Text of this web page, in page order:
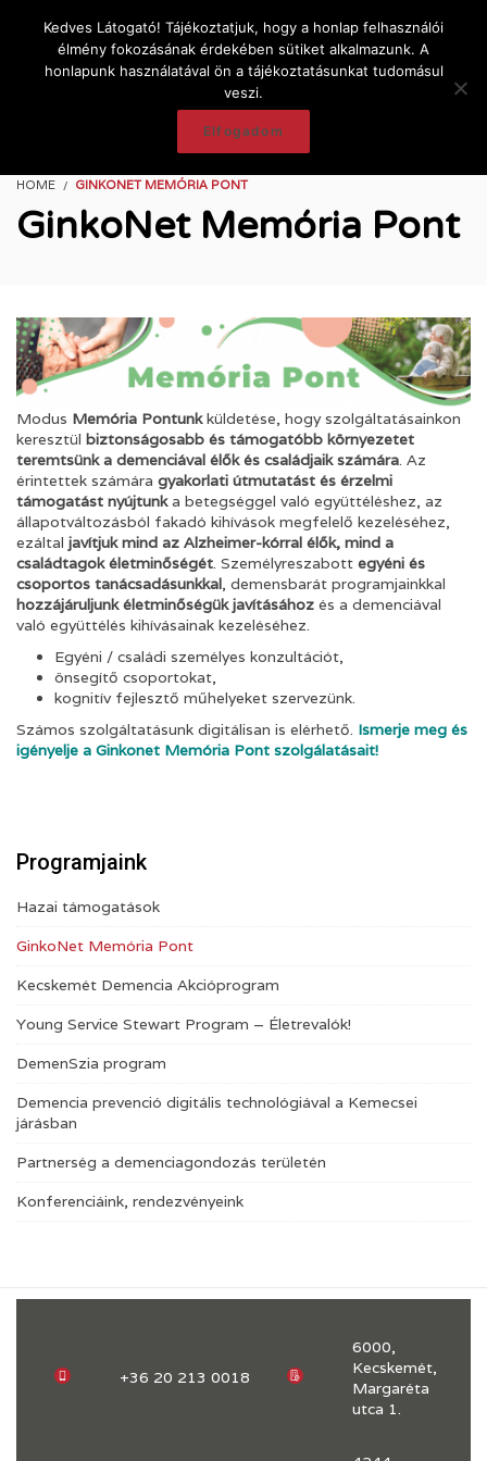
HOME GINKONET MEMÓRIA PONT
GinkoNet Memória Pont
Modus Memória Pontunkküldetése, hogy szolgáltatásainkon
keresztül biztonságosabb és támogatóbb környezetet
teremtsünk a demenciával élők és családjaik számára . Az
érintettek számára gyakorlati útmutatást és érzelmi
támogatást nyújtunka betegséggel való együttéléshez, az
állapotváltozásból fakadó kihívások megfelelő kezeléséhez,
ezáltal javítjuk mind az Alzheimer-kórral élők, mind a
családtagok életminőségét . Személyreszabott egyéni és
csoportos tanácsadásunkkal , demensbarát programjainkkal
hozzájáruljunk életminőségük javításához és a demenciával
való együttélés kihívásainak kezeléséhez.
Egyéni / családi személyes konzultációt,
önsegítő csoportokat,
kognitív fejlesztő műhelyeket szervezünk.
Számos szolgáltatásunk digitálisan is elérhető. Ismerje meg és
igényelje a Ginkonet Memória Pont szolgálatásait!
Programjaink
Hazai támogatások
GinkoNet Memória Pont
Kecskemét Demencia Akcióprogram
Young Service Stewart Program – Életrevalók!
DemenSzia program
Demencia prevenció digitális technológiával a Kemecsei
járásban
Partnerség a demenciagondozás területén
Konferenciáink, rendezvényeink
+36 20 213 0018
6000,
Kecskemét,
Margaréta
utca 1.
Kedves Látogató! Tájékoztatjuk, hogy a honlap felhasználói
élmény fokozásának érdekében sütiket alkalmazunk. A
honlapunk használatával ön a tájékoztatásunkat tudomásul
veszi.
Elfogadom